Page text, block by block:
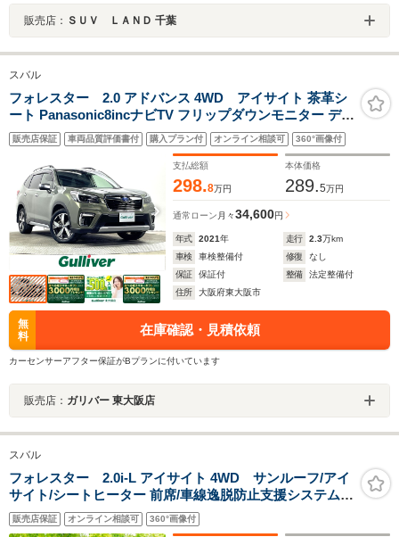
販売店： ＳＵＶ ＬＡＮＤ 千葉
スバル
フォレスター 2.0 アドバンス 4WD アイサイト 茶革シ
ート Panasonic8incナビTV フリップダウンモニター デジ
タルインナーミラー F/S/BカメラレーダーC 衝突軽減B レ
ーンアシスト BSM パワーシート シートヒーター オート
エアコン ETC
販売店保証 車両品質評価書付 購入プラン付 オンライン相談可 360°画像付
支払総額
298.8万円
本体価格
289.5万円
通常ローン 月々34,600円
年式 2021年 走行 2.3万km
車検
車検整備付 修復
なし
保証
保証付 整備
法定整備付
住所
大阪府東大阪市
無
料
在庫確認・見積依頼
カーセンサーアフター保証がBプランに付いています
販売店： ガリバー 東大阪店
スバル
フォレスター 2.0i-L アイサイト 4WD サンルーフ/アイ
サイト/シートヒーター 前席/車線逸脱防止支援システム/
電動バックドア/ヘッドランプ HID/ETC/クルーズコントロ
ール/エアバッグ 運転席/エアバッグ 助手席
販売店保証 オンライン相談可 360°画像付